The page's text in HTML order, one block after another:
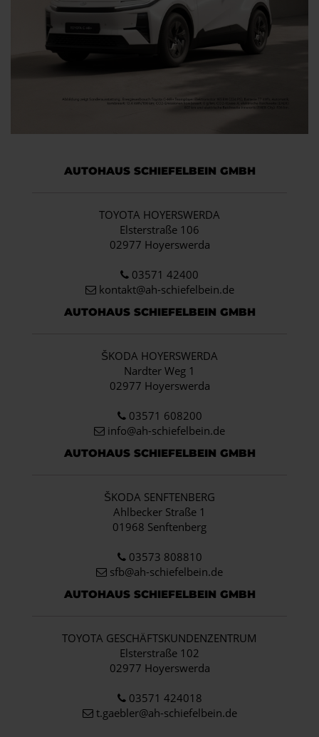
AUTOHAUS SCHIEFELBEIN GMBH
TOYOTA HOYERSWERDA
Elsterstraße 106
02977 Hoyerswerda
03571 42400
kontakt@ah-schiefelbein.de
AUTOHAUS SCHIEFELBEIN GMBH
ŠKODA HOYERSWERDA
Nardter Weg 1
02977 Hoyerswerda
03571 608200
info@ah-schiefelbein.de
AUTOHAUS SCHIEFELBEIN GMBH
ŠKODA SENFTENBERG
Ahlbecker Straße 1
01968 Senftenberg
03573 808810
sfb@ah-schiefelbein.de
AUTOHAUS SCHIEFELBEIN GMBH
TOYOTA GESCHÄFTSKUNDENZENTRUM
Elsterstraße 102
02977 Hoyerswerda
03571 424018
t.gaebler@ah-schiefelbein.de